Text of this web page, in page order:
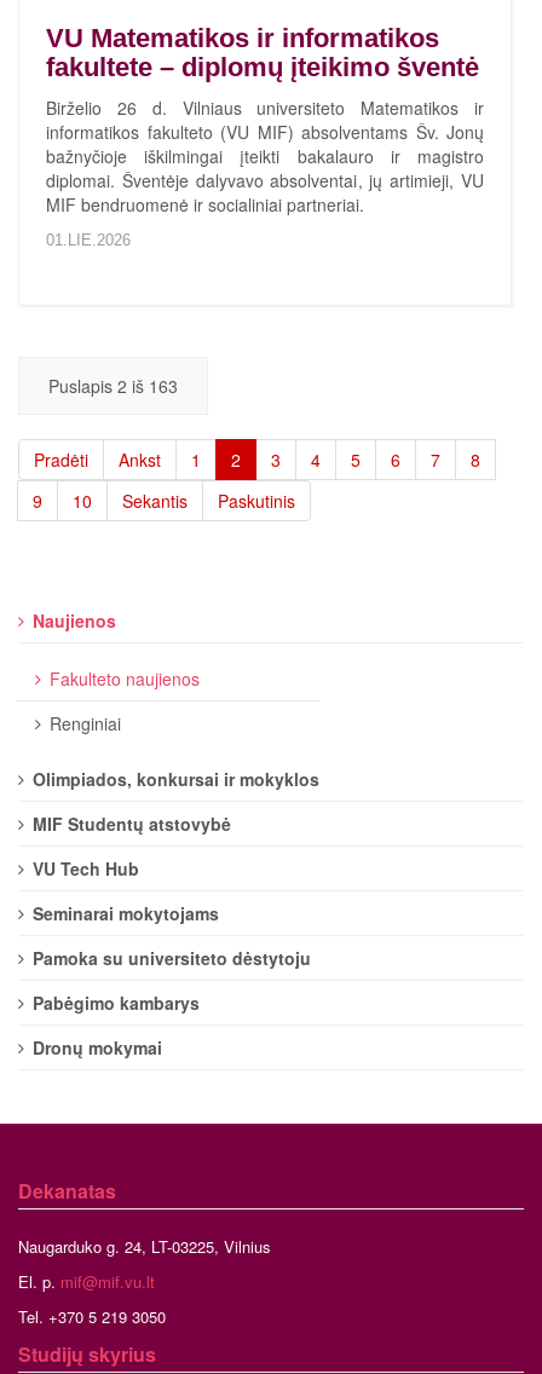
VU Matematikos ir informatikos
fakultete – diplomų įteikimo šventė
Birželio 26 d. Vilniaus universiteto Matematikos ir
informatikos fakulteto (VU MIF) absolventams Šv. Jonų
bažnyčioje iškilmingai įteikti bakalauro ir magistro
diplomai. Šventėje dalyvavo absolventai, jų artimieji, VU
MIF bendruomenė ir socialiniai partneriai.
01.LIE.2026
Puslapis 2 iš 163
Pradėti Ankst 1 2 3 4 5 6 7
8
9
10 Sekantis Paskutinis
Naujienos
Fakulteto naujienos
Renginiai
Olimpiados, konkursai ir mokyklos
MIF Studentų atstovybė
VU Tech Hub
Seminarai mokytojams
Pamoka su universiteto dėstytoju
Pabėgimo kambarys
Dronų mokymai
Dekanatas
Naugarduko g. 24, LT-03225, Vilnius
El. p. mif@mif.vu.lt
Tel. +370 5 219 3050
Studijų skyrius